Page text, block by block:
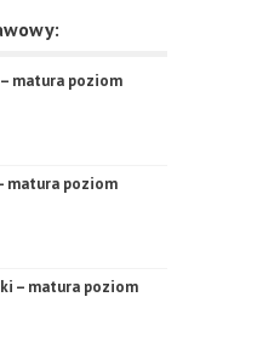
matura poziom
matura poziom
– matura poziom